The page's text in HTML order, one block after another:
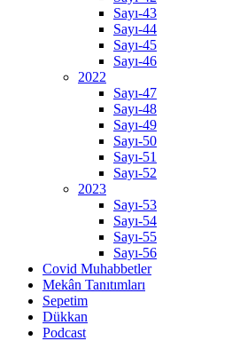
Sayı-43
Sayı-44
Sayı-45
Sayı-46
2022
Sayı-47
Sayı-48
Sayı-49
Sayı-50
Sayı-51
Sayı-52
2023
Sayı-53
Sayı-54
Sayı-55
Sayı-56
Covid Muhabbetler
Mekân Tanıtımları
Sepetim
Dükkan
Podcast